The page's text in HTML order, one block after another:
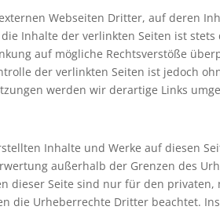
Webseiten Dritter, auf deren
Inhalte der verlinkten Seiten ist
auf mögliche Rechtsverstöße
der verlinkten Seiten ist jedoch
werden wir derartige Links
Inhalte und Werke auf diesen
außerhalb der Grenzen des
dieser Seite sind nur für den
die Urheberrechte Dritter beachtet.